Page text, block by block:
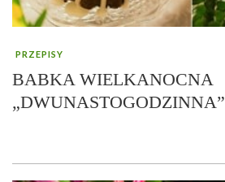
PRZEPISY
BABKA WIELKANOCNA
„DWUNASTOGODZINNA”